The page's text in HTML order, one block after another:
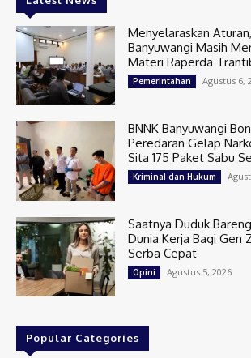
Menyelaraskan
Banyuwangi Masih
Materi Raperda
Pemerintahan Agustus 6,
BNNK Banyuwangi
Peredaran Gelap
Sita 175 Paket Sabu
Kriminal dan Hukum
Saatnya Duduk
Dunia Kerja Bagi Gen
Serba Cepat
Opini Agustus 5, 2026
Popular Categories